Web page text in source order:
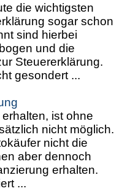
die wichtigsten
sogar schon
sind hierbei
und die
Steuererklärung.
gesondert ...
ist ohne
nicht möglich.
nicht die
aber dennoch
erhalten.
...